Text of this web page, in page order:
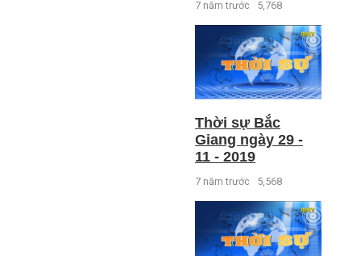
7 năm trước 5,768
Thời sự Bắc
Giang ngày 29 -
11 - 2019
7 năm trước 5,568